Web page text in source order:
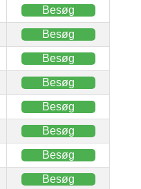
Besøg
Besøg
Besøg
Besøg
Besøg
Besøg
Besøg
Besøg